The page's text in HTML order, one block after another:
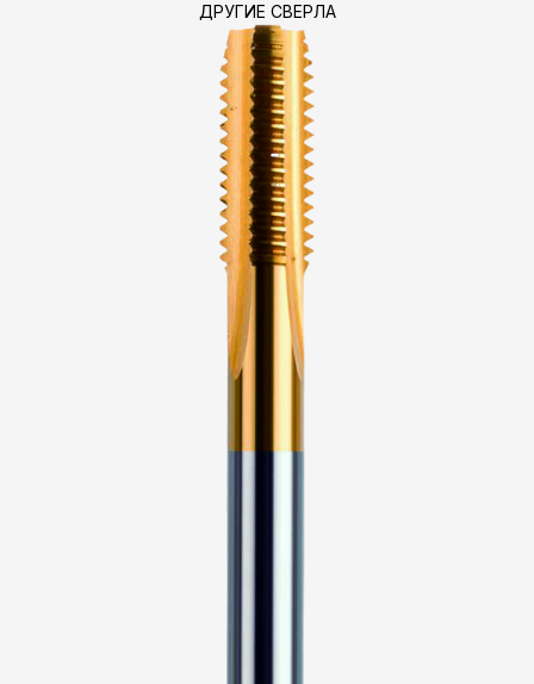
ДРУГИЕ СВЕРЛА